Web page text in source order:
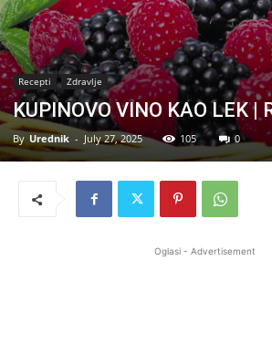
Recepti Zdravlje
KUPINOVO VINO KAO LEK |
By Urednik - July 27, 2025 105 0
Oglasi - Advertisement